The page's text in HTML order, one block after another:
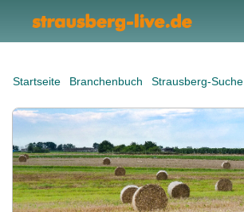
Startseite Branchenbuch Strausberg-Suche